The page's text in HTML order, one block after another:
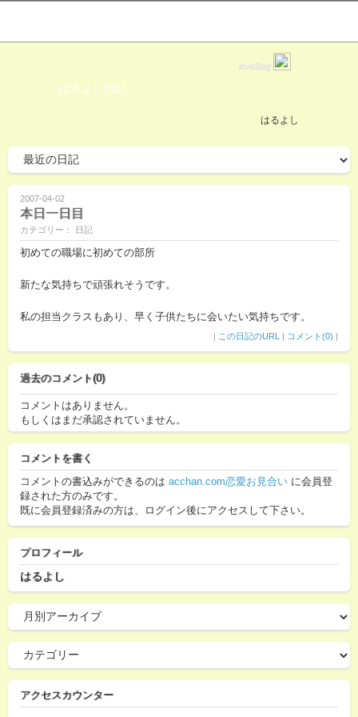
love2log
はるよし日記
はるよし
2007-04-02
本日一日目
カテゴリー： 日記
初めての職場に初めての部所
新たな気持ちで頑張れそうです。
私の担当クラスもあり、早く子供たちに会いたい気持ちです。
| この日記のURL | コメント(0) |
過去のコメント(0)
コメントはありません。
もしくはまだ承認されていません。
コメントを書く
コメントの書込みができるのは acchan.com恋愛お見合い に会員登
録された方のみです。
既に会員登録済みの方は、ログイン後にアクセスして下さい。
プロフィール
はるよし
アクセスカウンター